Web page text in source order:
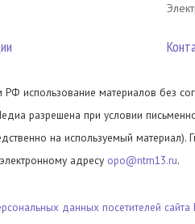
РФ использование материалов без
разрешена при условии
на используемый материал).
адресу opo@ntm13.ru.
данных посетителей